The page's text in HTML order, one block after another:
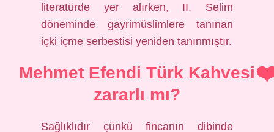
literatürde yer alırken, II. Selim
döneminde gayrimüslimlere tanınan
içki içme serbestisi yeniden tanınmıştır.
Mehmet Efendi Türk Kahvesi
zararlı mı?
Sağlıklıdır çünkü fincanın dibinde